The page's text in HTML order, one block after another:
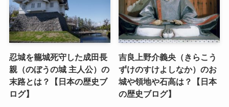
忍城を籠城死守した成田長
親（のぼうの城 主人公）の
末路とは？【日本の歴史ブ
ログ】
吉良上野介義央（きらこう
ずけのすけよしなか）のお
城や領地や石高は？【日本
の歴史ブログ】